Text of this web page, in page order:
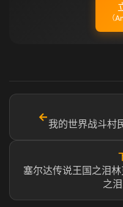
（
←
我的世界战斗村
塞尔达传说王国之泪
之